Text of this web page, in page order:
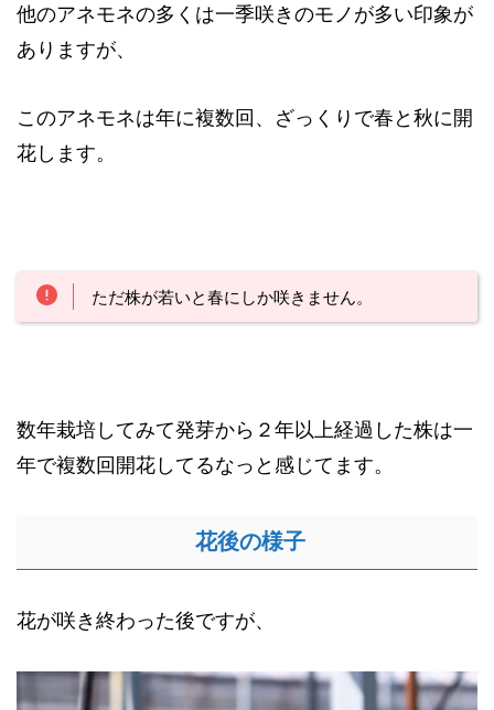
他のアネモネの多くは一季咲きのモノが多い印象が
ありますが、
このアネモネは年に複数回、ざっくりで春と秋に開
花します。
ただ株が若いと春にしか咲きません。
数年栽培してみて発芽から２年以上経過した株は一
年で複数回開花してるなっと感じてます。
花後の様子
花が咲き終わった後ですが、